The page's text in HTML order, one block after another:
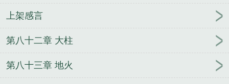
上架感言
第八十二章 大柱
第八十三章 地火